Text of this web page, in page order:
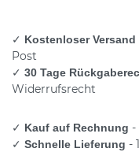
✓ Kostenloser Versand
Post
✓ 30 Tage
Widerrufsrecht
✓ Kauf auf Rechnung -
✓ Schnelle Lieferung -